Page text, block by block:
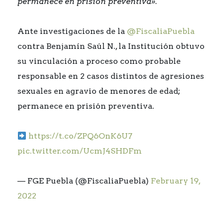
Ante investigaciones de la @FiscaliaPuebla
contra Benjamín Saúl N., la Institución obtuvo
su vinculación a proceso como probable
responsable en 2 casos distintos de agresiones
sexuales en agravio de menores de edad;
permanece en prisión preventiva.
https://t.co/ZPQ6OnK6U7
pic.twitter.com/UcmJ4SHDFm
— FGE Puebla (@FiscaliaPuebla) February 19,
2022